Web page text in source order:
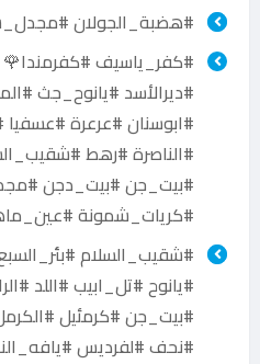
#هضبة_الجولان
#كفر_ياسيف #كفرمندا🌹
#ديرالأسد #يانوح_جث
#ابوسنان #عرعرة #عسفيا
#الناصرة #رهط
#بيت_جن #بيت_دجن
#كريات_شمونة
#شقيب_السلام
#يانوح #تل_ابيب #اللد
#بيت_جن #كرمئيل
#نحف #لفرديس